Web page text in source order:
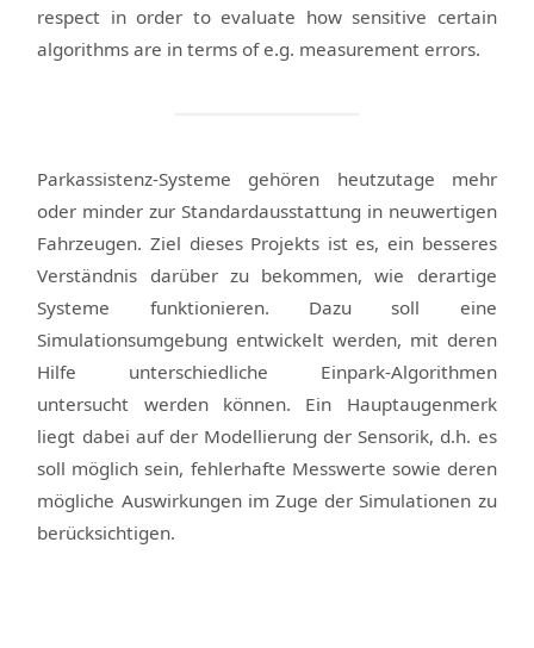
respect in order to evaluate how sensitive certain
algorithms are in terms of e.g. measurement errors.
Parkassistenz-Systeme gehören heutzutage mehr
oder minder zur Standardausstattung in neuwertigen
Fahrzeugen. Ziel dieses Projekts ist es, ein besseres
Verständnis darüber zu bekommen, wie derartige
Systeme funktionieren. Dazu soll eine
Simulationsumgebung entwickelt werden, mit deren
Hilfe unterschiedliche Einpark-Algorithmen
untersucht werden können. Ein Hauptaugenmerk
liegt dabei auf der Modellierung der Sensorik, d.h. es
soll möglich sein, fehlerhafte Messwerte sowie deren
mögliche Auswirkungen im Zuge der Simulationen zu
berücksichtigen.